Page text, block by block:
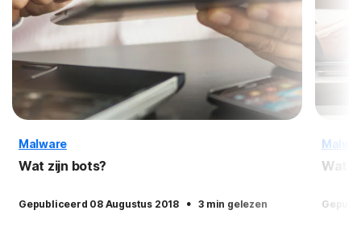
Malware
Wat zijn bots?
Gepubliceerd 08 Augustus 2018 · 3 min gelezen
Wat